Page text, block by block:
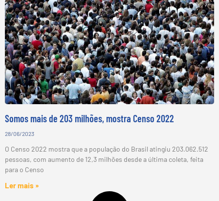
Somos mais de 203 milhões, mostra Censo 2022
28/06/2023
O Censo 2022 mostra que a população do Brasil atingiu 203.062.512
pessoas, com aumento de 12,3 milhões desde a última coleta, feita
para o Censo
Ler mais »